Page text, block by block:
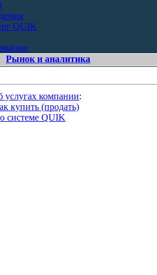
QUIK
Рынок и аналитика
услугах компании:
купить (продать)
системе QUIK